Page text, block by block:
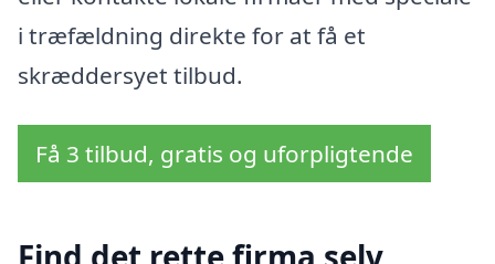
i træfældning direkte for at få et
skræddersyet tilbud.
Få 3 tilbud, gratis og uforpligtende